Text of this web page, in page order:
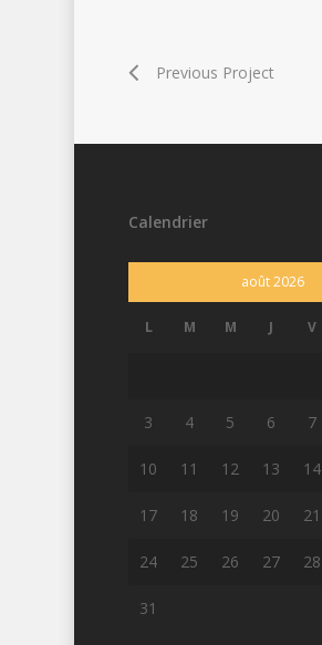
Previous Project
Calendrier
août 2026
L M M J V
3 4 5 6 7
10 11 12 13 14
17 18 19 20 21
24 25 26 27 28
31